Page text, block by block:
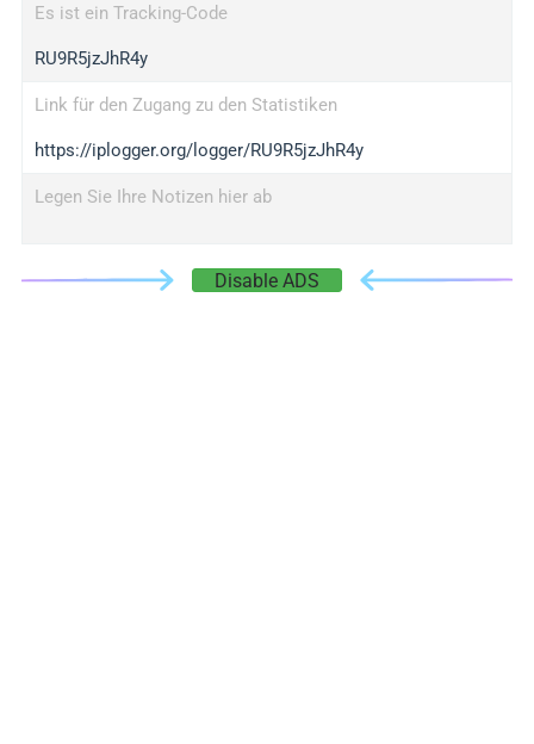
Es ist ein Tracking-Code
RU9R5jzJhR4y
Link für den Zugang zu den Statistiken
https://iplogger.org/logger/RU9R5jzJhR4y
Legen Sie Ihre Notizen hier ab
Disable ADS